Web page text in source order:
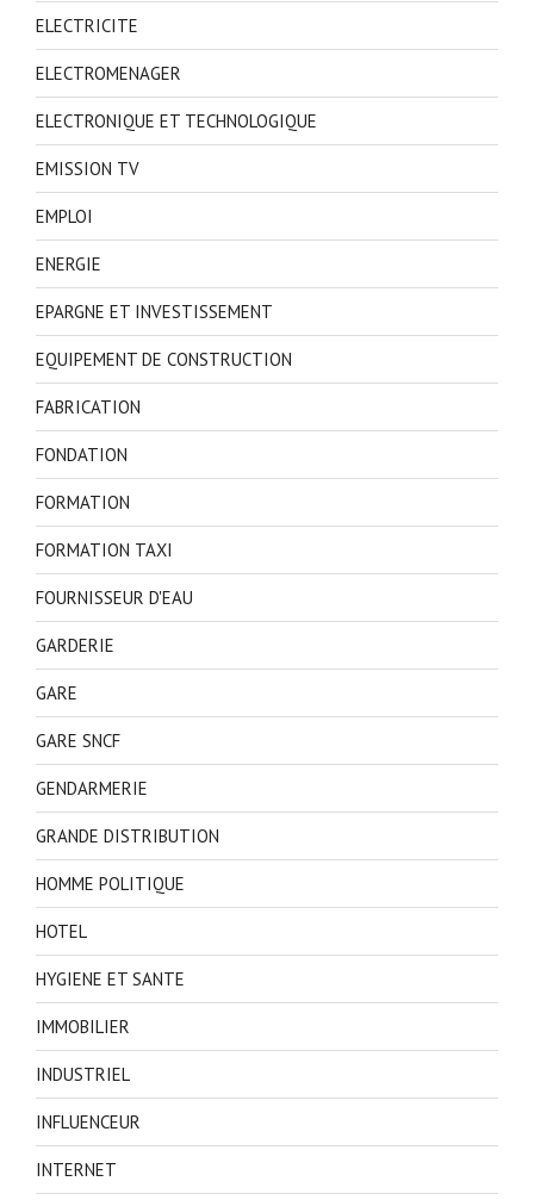
ELECTRICITE
ELECTROMENAGER
ELECTRONIQUE ET TECHNOLOGIQUE
EMISSION TV
EMPLOI
ENERGIE
EPARGNE ET INVESTISSEMENT
EQUIPEMENT DE CONSTRUCTION
FABRICATION
FONDATION
FORMATION
FORMATION TAXI
FOURNISSEUR D'EAU
GARDERIE
GARE
GARE SNCF
GENDARMERIE
GRANDE DISTRIBUTION
HOMME POLITIQUE
HOTEL
HYGIENE ET SANTE
IMMOBILIER
INDUSTRIEL
INFLUENCEUR
INTERNET